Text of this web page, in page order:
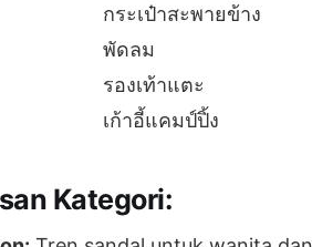
กระเป๋าสะพายข้าง
พัดลม
รองเท้าแตะ
เก้าอี้แคมป์ปิ้ง
Kategori: